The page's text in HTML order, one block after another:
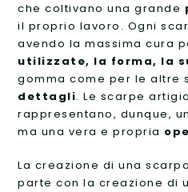
che coltivano una grande
il proprio lavoro. Ogni
avendo la massima cura
utilizzate, la forma, la
gomma come per le altre
dettagli. Le scarpe
rappresentano, dunque,
ma una vera e propria
La creazione di una
parte con la creazione di